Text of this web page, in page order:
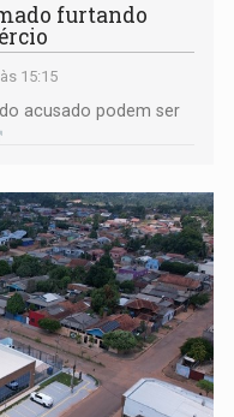
furtando
15:15
acusado podem ser